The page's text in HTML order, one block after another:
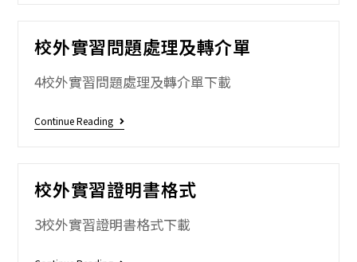
校外實習問題處理及轉介單
4校外實習問題處理及轉介單下載
Continue Reading
校外實習證明書格式
3校外實習證明書格式下載